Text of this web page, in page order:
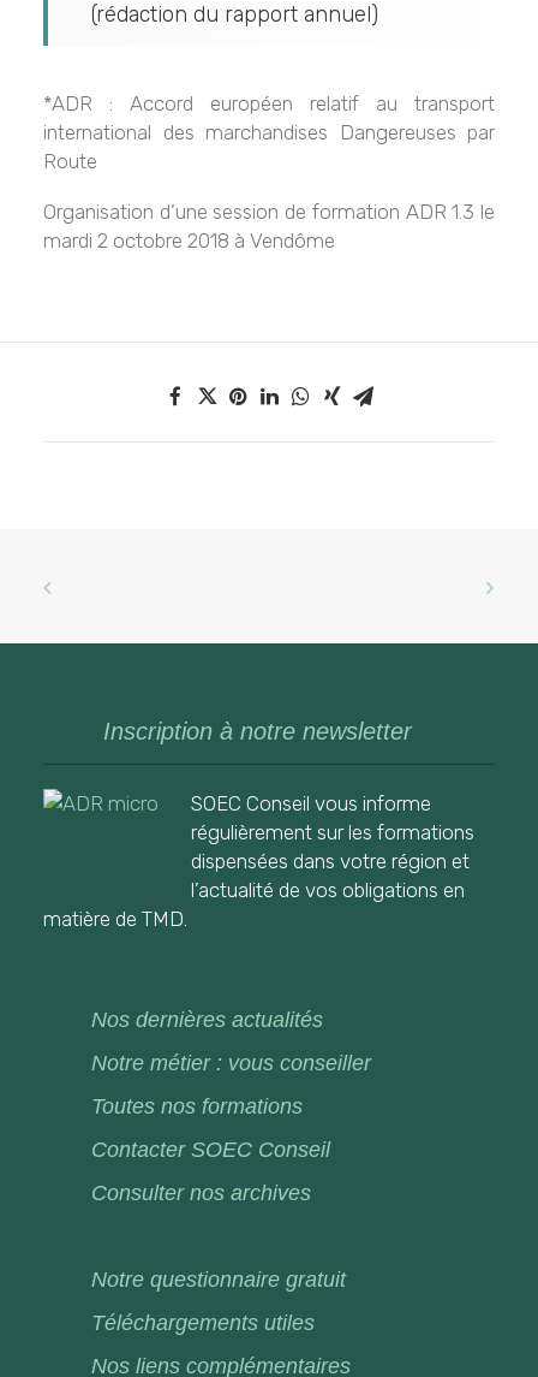
(rédaction du rapport annuel)
*ADR : Accord européen relatif au transport
international des marchandises Dangereuses par
Route
Organisation d’une session de formation ADR 1.3 le
mardi 2 octobre 2018 à Vendôme
Inscription à notre newsletter
SOEC Conseil vous informe
régulièrement sur les formations
dispensées dans votre région et
l’actualité de vos obligations en
matière de TMD.
Nos dernières actualités
Notre métier : vous conseiller
Toutes nos formations
Contacter SOEC Conseil
Consulter nos archives
Notre questionnaire gratuit
Téléchargements utiles
Nos liens complémentaires